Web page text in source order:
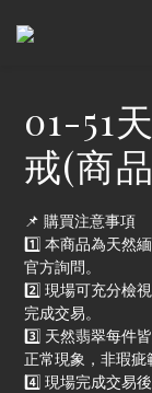
01-51
戒(商
📌 購買注意事項
1️⃣ 本商品為天然
官方詢問。
2️⃣ 現場可充分檢
完成交易。
3️⃣ 天然翡翠每件
正常現象，非瑕疵
4️⃣ 現場完成交易